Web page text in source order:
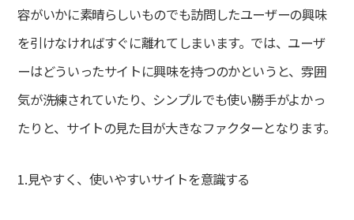
お問い合わせ 無料Zoom相談
資料ダウンロード
容がいかに素晴らしいものでも訪問したユーザーの興味
を引けなければすぐに離れてしまいます。では、ユーザ
ーはどういったサイトに興味を持つのかというと、雰囲
気が洗練されていたり、シンプルでも使い勝手がよかっ
たりと、サイトの見た目が大きなファクターとなります。
1.見やすく、使いやすいサイトを意識する